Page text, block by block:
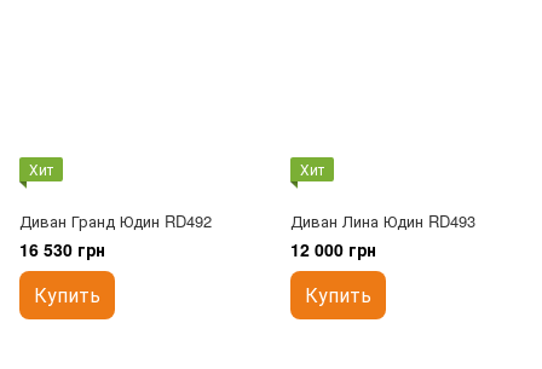
Хит
Диван Гранд Юдин RD492
16 530 грн
Купить
Хит
Диван Лина Юдин RD493
12 000 грн
Купить